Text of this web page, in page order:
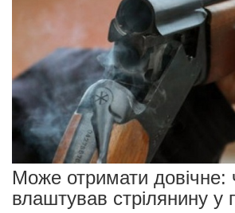
Може отримати
влаштував стрілянину у